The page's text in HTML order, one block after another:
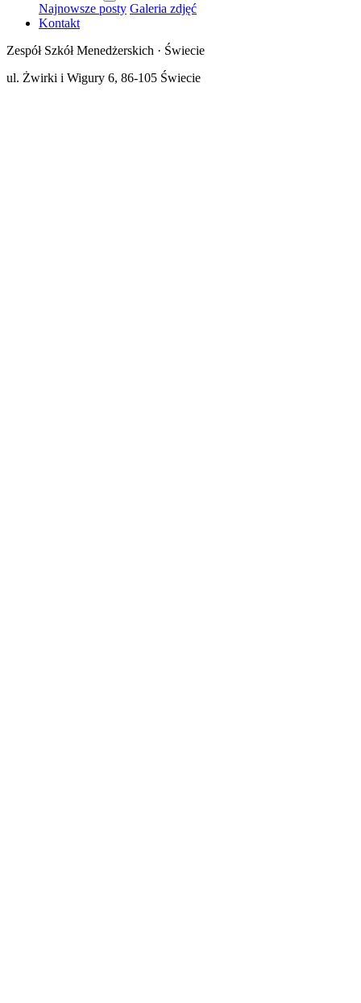
Najnowsze posty Galeria zdjęć
Kontakt
Zespół Szkół Menedżerskich · Świecie
ul. Żwirki i Wigury 6, 86-105 Świecie